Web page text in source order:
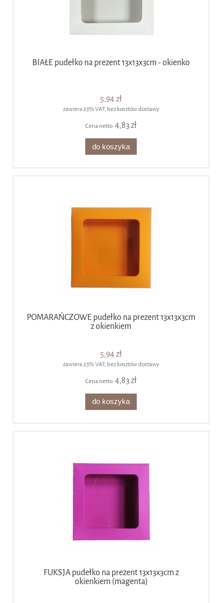
BIAŁE pudełko na prezent 13x13x3cm - okienko
5,94 zł
zawiera 23% VAT, bez kosztów dostawy
Cena netto:4,83 zł
do koszyka
POMARAŃCZOWE pudełko na prezent 13x13x3cm
z okienkiem
5,94 zł
zawiera 23% VAT, bez kosztów dostawy
Cena netto:4,83 zł
do koszyka
FUKSJA pudełko na prezent 13x13x3cm z
okienkiem (magenta)